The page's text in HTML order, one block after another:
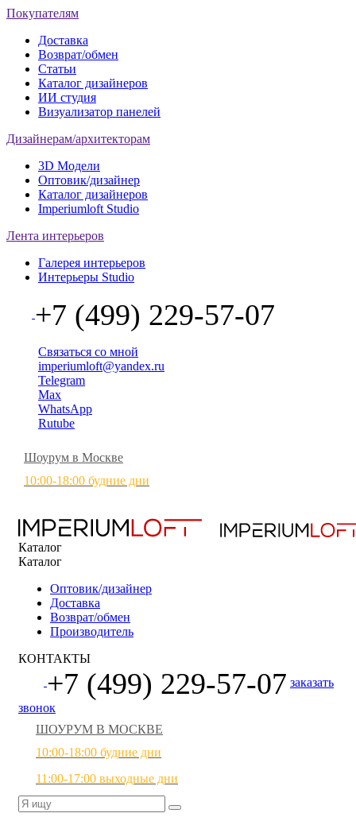
Покупателям
Доставка
Возврат/обмен
Статьи
Каталог дизайнеров
ИИ студия
Визуализатор панелей
Дизайнерам/архитекторам
3D Модели
Оптовик/дизайнер
Каталог дизайнеров
Imperiumloft Studio
Лента интерьеров
Галерея интерьеров
Интерьеры Studio
+7 (499) 229-57-07
Связаться со мной
imperiumloft@yandex.ru
Telegram
Max
WhatsApp
Rutube
Шоурум в Москве
10:00-18:00 будние дни
Каталог
Каталог
Оптовик/дизайнер
Доставка
Возврат/обмен
Производитель
КОНТАКТЫ
+7 (499) 229-57-07 заказать
звонок
ШОУРУМ В МОСКВЕ
10:00-18:00 будние дни
11:00-17:00 выходные дни